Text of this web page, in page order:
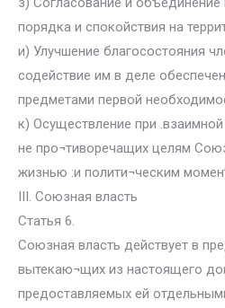
порядка и спокойствия на
и) Улучшение благосостояния
содействие им в деле
предметами первой
к) Осуществление при
не про¬тиворечащих целям
жизнью :и полити¬ческим
III. Союзная власть
Статья 6.
Союзная власть действует в
вытекаю¬щих из настоящего
предоставляемых ей